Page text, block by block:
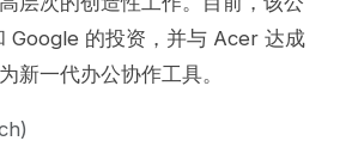
Google 的投资，并与 Acer 达成
新一代办公协作工具。